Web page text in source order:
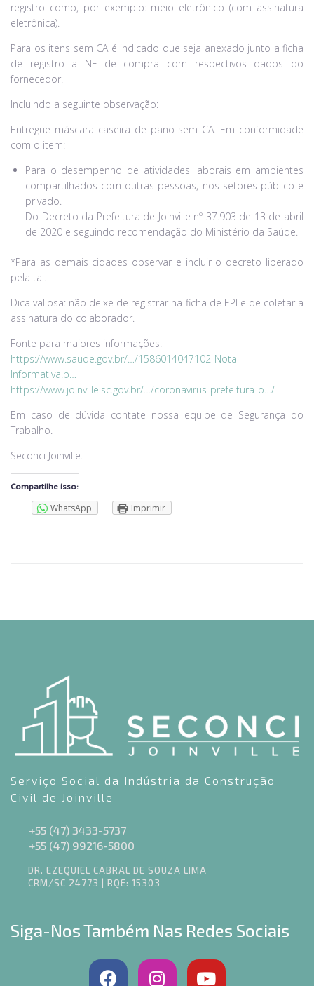
registro como, por exemplo: meio eletrônico (com assinatura
eletrônica).
Para os itens sem CA é indicado que seja anexado junto a ficha
de registro a NF de compra com respectivos dados do
fornecedor.
Incluindo a seguinte observação:
Entregue máscara caseira de pano sem CA. Em conformidade
com o item:
Para o desempenho de atividades laborais em ambientes
compartilhados com outras pessoas, nos setores público e
privado.
Do Decreto da Prefeitura de Joinville nº 37.903 de 13 de abril
de 2020 e seguindo recomendação do Ministério da Saúde.
*Para as demais cidades observar e incluir o decreto liberado
pela tal.
Dica valiosa: não deixe de registrar na ficha de EPI e de coletar a
assinatura do colaborador.
Fonte para maiores informações:
https://www.saude.gov.br/…/1586014047102-Nota-
Informativa.p…
https://www.joinville.sc.gov.br/…/coronavirus-prefeitura-o…/
Em caso de dúvida contate nossa equipe de Segurança do
Trabalho.
Seconci Joinville.
Compartilhe isso:
WhatsApp Imprimir
Serviço Social da Indústria da Construção
Civil de Joinville
+55 (47) 3433-5737
+55 (47) 99216-5800
DR. EZEQUIEL CABRAL DE SOUZA LIMA
CRM/SC 24773 | RQE: 15303
Siga-Nos Também Nas Redes Sociais